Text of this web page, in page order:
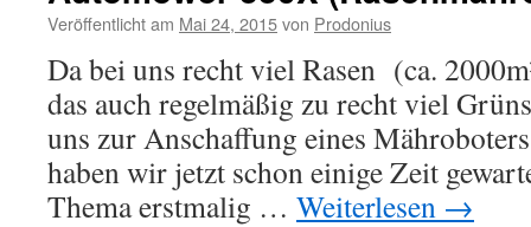
Veröffentlicht am Mai 24, 2015von Prodonius
Da bei uns recht viel Rasen (ca.
das auch regelmäßig zu recht viel
uns zur Anschaffung eines
haben wir jetzt schon einige Zeit
Thema erstmalig … Weiterlesen →